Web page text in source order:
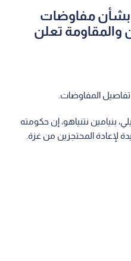
بشأن مفاوضات
والمقاومة تعلن
المفاوضات.
بنيامين نتنياهو، إن حكومته
لإعادة المحتجزين من غزة.